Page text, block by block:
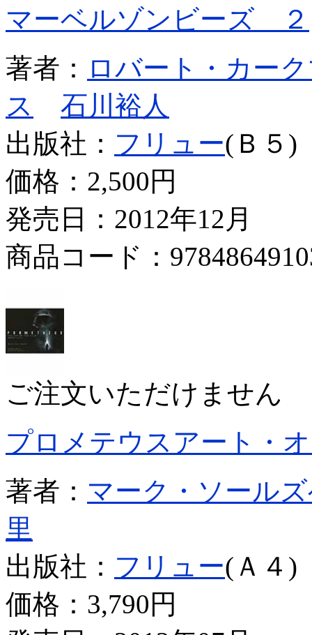
マーベルゾンビーズ ２
著者： ロバート・カー
ス
石川裕人
出版社： フリュー(Ｂ５)
価格： 2,500円
発売日：2012年12月
商品コード：
ご注文いただけません
プロメテウスアート・
著者： マーク・ソール
里
出版社： フリュー(Ａ４)
価格： 3,790円